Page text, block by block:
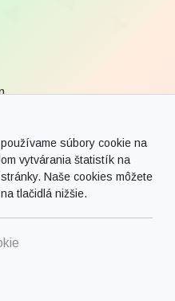
súbory cookie na
vytvárania štatistík na
Naše cookies môžete
tlačidlá nižšie.